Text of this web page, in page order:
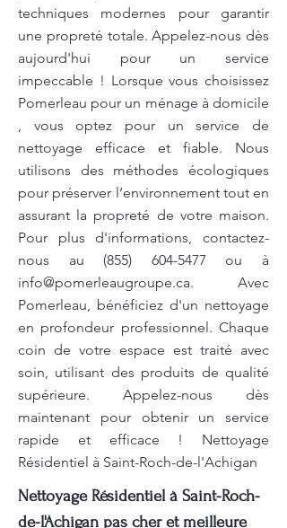
techniques modernes pour garantir
une propreté totale. Appelez-nous dès
aujourd'hui pour un service
impeccable ! Lorsque vous choisissez
Pomerleau pour un ménage à domicile
, vous optez pour un service de
nettoyage efficace et fiable. Nous
utilisons des méthodes écologiques
pour préserver l’environnement tout en
assurant la propreté de votre maison.
Pour plus d'informations, contactez-
nous au (855) 604-5477 ou à
info@pomerleaugroupe.ca. Avec
Pomerleau, bénéficiez d'un nettoyage
en profondeur professionnel. Chaque
coin de votre espace est traité avec
soin, utilisant des produits de qualité
supérieure. Appelez-nous dès
maintenant pour obtenir un service
rapide et efficace ! Nettoyage
Résidentiel à Saint-Roch-de-l'Achigan
Nettoyage Résidentiel à Saint-Roch-
de-l'Achigan pas cher et meilleure